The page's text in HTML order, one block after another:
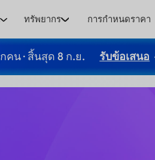
ทรัพยากร การกำหนดราคา
น · สิ้นสุด 8 ก.ย. รับข้อเสนอ